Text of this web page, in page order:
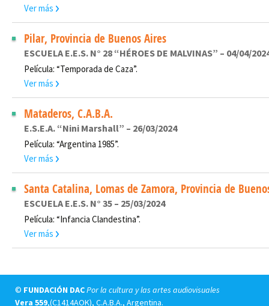
Ver más
Pilar, Provincia de Buenos Aires
ESCUELA E.E.S. N° 28 “HÉROES DE MALVINAS” – 04/04/
Película: “Temporada de Caza”.
Ver más
Mataderos, C.A.B.A.
E.S.E.A. “Nini Marshall” – 26/03/2024
Película: “Argentina 1985”.
Ver más
Santa Catalina, Lomas de Zamora, Provincia de
ESCUELA E.E.S. N° 35 – 25/03/2024
Película: “Infancia Clandestina”.
Ver más
© FUNDACIÓN DACPor la cultura y las artes audiovisuales
Vera 559,(C1414AOK), C.A.B.A., Argentina.